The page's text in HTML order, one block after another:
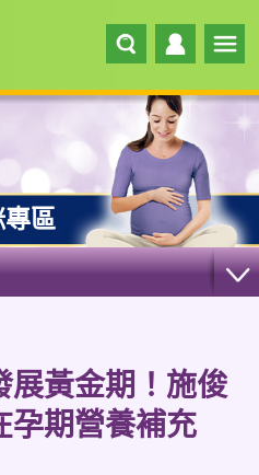
區
展黃金期！施俊
孕期營養補充